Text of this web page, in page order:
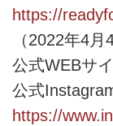
https://
（2022年4月
公式WEBサイ
公式
https://